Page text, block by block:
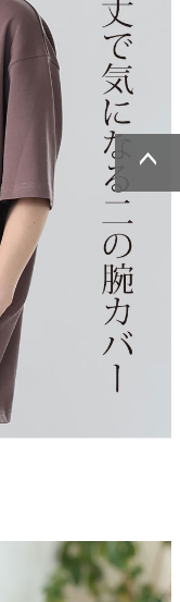
ページトッ
プへ
ページトッ
プへ